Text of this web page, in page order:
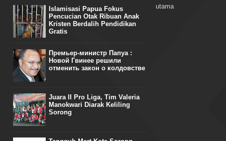
Islamisasi Papua Fokus
Pencucian Otak Ribuan Anak
Kristen Berdalih Pendidikan
Gratis
Премьер-министр Папуа :
Новой Гвинее решили
отменить закон о колдовстве
Juara II Pro Liga, Tim Valeria
Manokwari Diarak Keliling
Sorong
utama